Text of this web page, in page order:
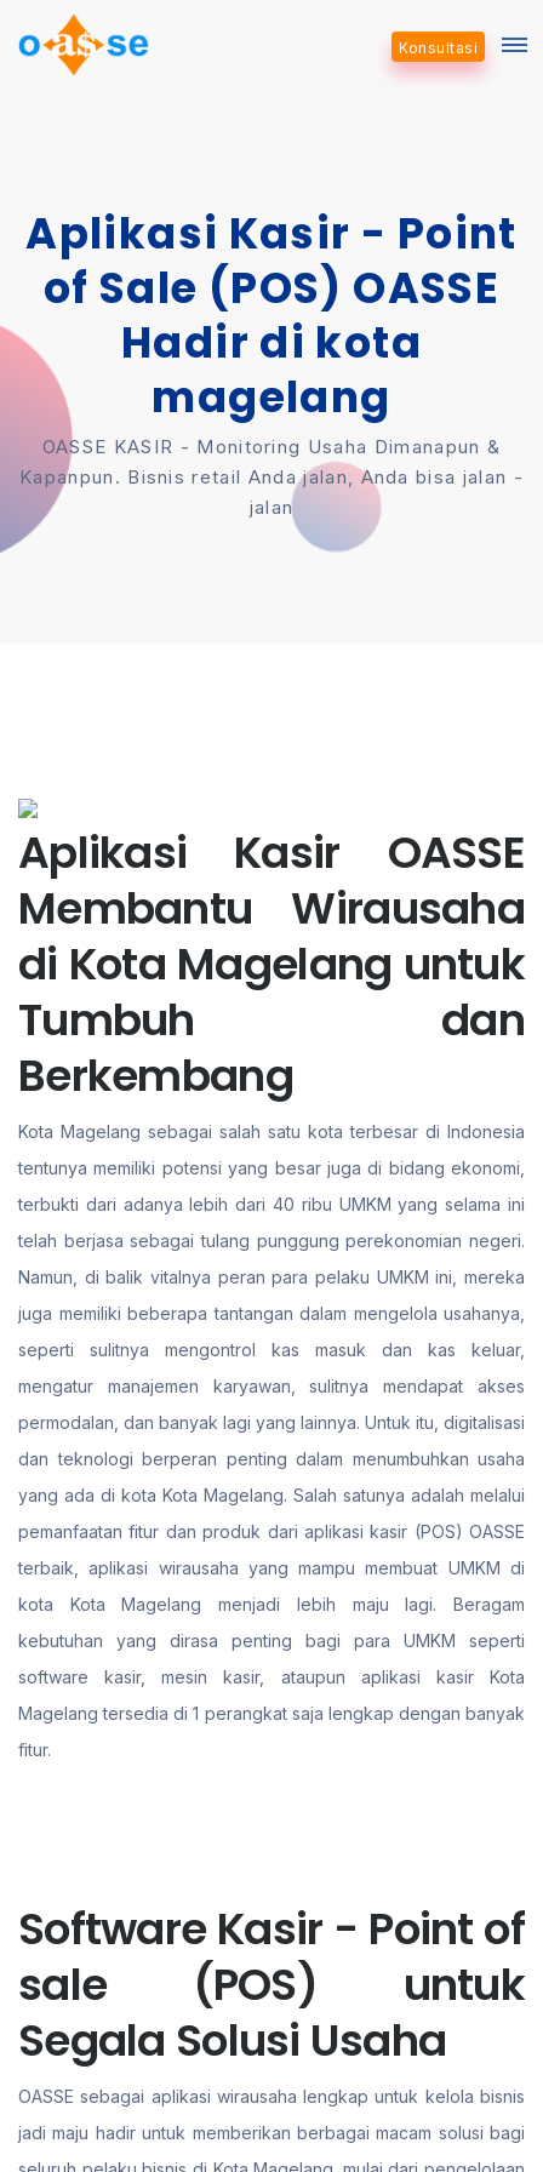
Konsultasi
Aplikasi Kasir - Point
of Sale (POS) OASSE
Hadir di kota
magelang
OASSE KASIR - Monitoring Usaha Dimanapun &
Kapanpun. Bisnis retail Anda jalan, Anda bisa jalan -
jalan
Aplikasi Kasir OASSE
Membantu Wirausaha
di Kota Magelang untuk
Tumbuh dan
Berkembang
Kota Magelang sebagai salah satu kota terbesar di Indonesia
tentunya memiliki potensi yang besar juga di bidang ekonomi,
terbukti dari adanya lebih dari 40 ribu UMKM yang selama ini
telah berjasa sebagai tulang punggung perekonomian negeri.
Namun, di balik vitalnya peran para pelaku UMKM ini, mereka
juga memiliki beberapa tantangan dalam mengelola usahanya,
seperti sulitnya mengontrol kas masuk dan kas keluar,
mengatur manajemen karyawan, sulitnya mendapat akses
permodalan, dan banyak lagi yang lainnya. Untuk itu, digitalisasi
dan teknologi berperan penting dalam menumbuhkan usaha
yang ada di kota Kota Magelang. Salah satunya adalah melalui
pemanfaatan fitur dan produk dari aplikasi kasir (POS) OASSE
terbaik, aplikasi wirausaha yang mampu membuat UMKM di
kota Kota Magelang menjadi lebih maju lagi. Beragam
kebutuhan yang dirasa penting bagi para UMKM seperti
software kasir, mesin kasir, ataupun aplikasi kasir Kota
Magelang tersedia di 1 perangkat saja lengkap dengan banyak
fitur.
Software Kasir - Point of
sale (POS) untuk
Segala Solusi Usaha
OASSE sebagai aplikasi wirausaha lengkap untuk kelola bisnis
jadi maju hadir untuk memberikan berbagai macam solusi bagi